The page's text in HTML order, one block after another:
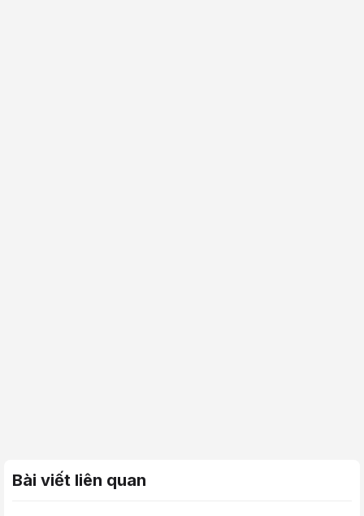
Bài viết liên quan